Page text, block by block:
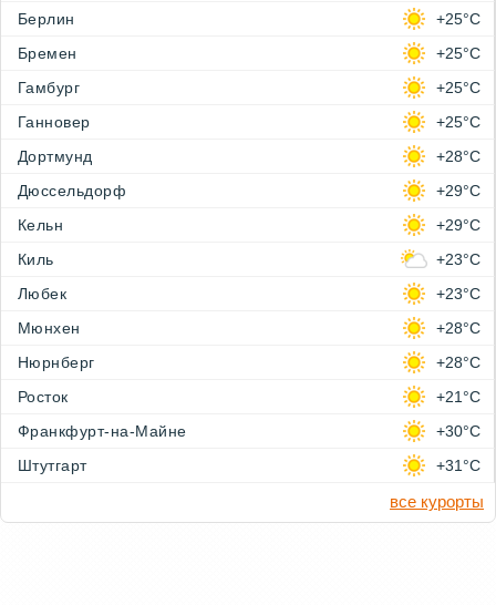
Берлин
+25°C
Бремен
+25°C
Гамбург
+25°C
Ганновер
+25°C
Дортмунд
+28°C
Дюссельдорф
+29°C
Кельн
+29°C
Киль
+23°C
Любек
+23°C
Мюнхен
+28°C
Нюрнберг
+28°C
Росток
+21°C
Франкфурт-на-Майне
+30°C
Штутгарт
+31°C
все курорты